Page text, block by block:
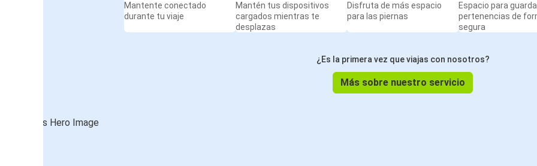
Mantente conectado
durante tu viaje
Mantén tus dispositivos
cargados mientras te
desplazas
Disfruta de más espacio
para las piernas
Espacio para
pertenencias de
segura
¿Es la primera vez que viajas con nosotros?
Más sobre nuestro servicio